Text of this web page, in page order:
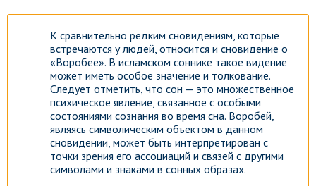
К сравнительно редким сновидениям, которые
встречаются у людей, относится и сновидение о
«Воробее». В исламском соннике такое видение
может иметь особое значение и толкование.
Следует отметить, что сон — это множественное
психическое явление, связанное с особыми
состояниями сознания во время сна. Воробей,
являясь символическим объектом в данном
сновидении, может быть интерпретирован с
точки зрения его ассоциаций и связей с другими
символами и знаками в сонных образах.